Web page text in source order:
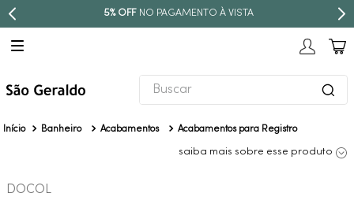
NO PAGAMENTO À VISTA
Buscar
Banheiro Acabamentos Acabamentos para Registro
saiba mais sobre esse produto
DOCOL
TERMOS MAIS BUSCADOS